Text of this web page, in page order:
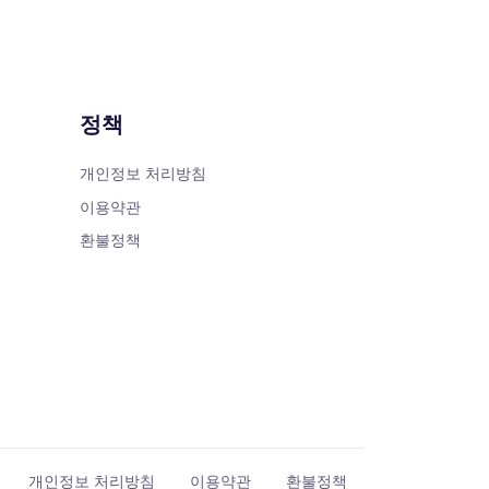
정책
개인정보 처리방침
이용약관
환불정책
개인정보 처리방침 이용약관 환불정책